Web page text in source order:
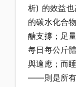
析) 的效益
的碳水化合
醣支撐；足
每日每公斤
與適應；而
——則是所有